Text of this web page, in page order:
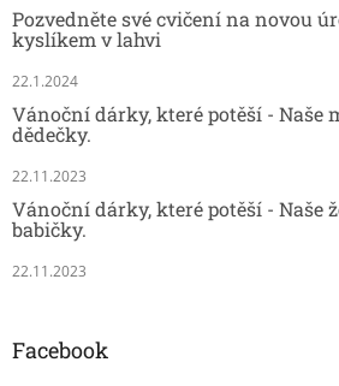
Pozvedněte své cvičení na novou
kyslíkem v lahvi
22.1.2024
Vánoční dárky, které potěší - Naše
dědečky.
22.11.2023
Vánoční dárky, které potěší - Naše
babičky.
22.11.2023
Facebook